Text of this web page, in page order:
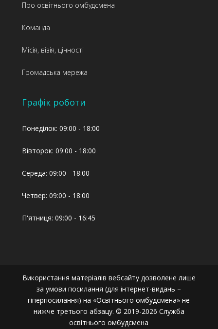
Про освітнього омбудсмена
Команда
Місія, візія, цінності
Громадська мережа
Графік роботи
Понеділок: 09:00 - 18:00
Вівторок: 09:00 - 18:00
Середа: 09:00 - 18:00
Четвер: 09:00 - 18:00
П'ятниця: 09:00 - 16:45
Використання матеріалів вебсайту дозволене лише
за умови посилання (для інтернет-видань –
гіперпосилання) на «Освітнього омбудсмена» не
нижче третього абзацу. © 2019-2026 Служба
освітнього омбудсмена